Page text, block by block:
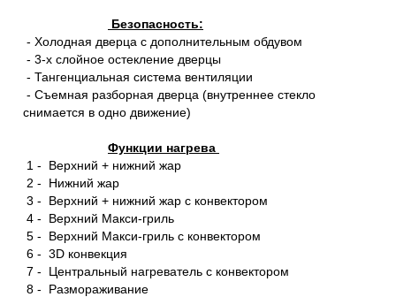
Безопасность:
- Холодная дверца с дополнительным обдувом
- 3-х слойное остекление дверцы
- Тангенциальная система вентиляции
- Съемная разборная дверца (внутреннее стекло
снимается в одно движение)
Функции нагрева
1 - Верхний + нижний жар
2 - Нижний жар
3 - Верхний + нижний жар с конвектором
4 - Верхний Макси-гриль
5 - Верхний Макси-гриль с конвектором
6 - 3D конвекция
7 - Центральный нагреватель с конвектором
8 - Размораживание